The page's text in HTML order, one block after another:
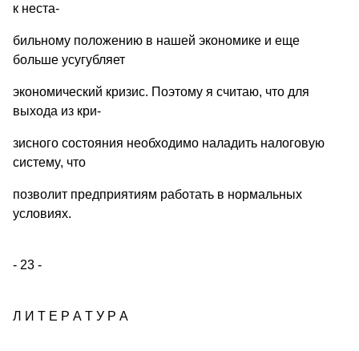
к неста-
бильномy положению в нашей экономике и еще
больше yсyгyбляет
экономический кризис. Поэтомy я считаю, что для
выхода из кри-
зисного состояния необходимо наладить налоговyю
системy, что
позволит предприятиям работать в нормальных
yсловиях.
- 23 -
Л И Т Е Р А Т У Р А